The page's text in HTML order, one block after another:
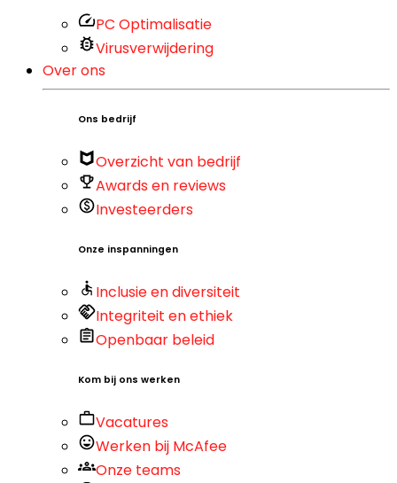
PC Optimalisatie
Virusverwijdering
Over ons
Ons bedrijf
Overzicht van bedrijf
Awards en reviews
Investeerders
Onze inspanningen
Inclusie en diversiteit
Integriteit en ethiek
Openbaar beleid
Kom bij ons werken
Vacatures
Werken bij McAfee
Onze teams